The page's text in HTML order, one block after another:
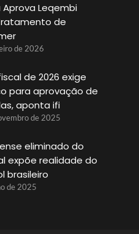
Aprova Leqembi
de
de 2026
de 2026 exige
para aprovação de
aponta ifi
de 2025
eliminado do
expõe realidade do
brasileiro
de 2025